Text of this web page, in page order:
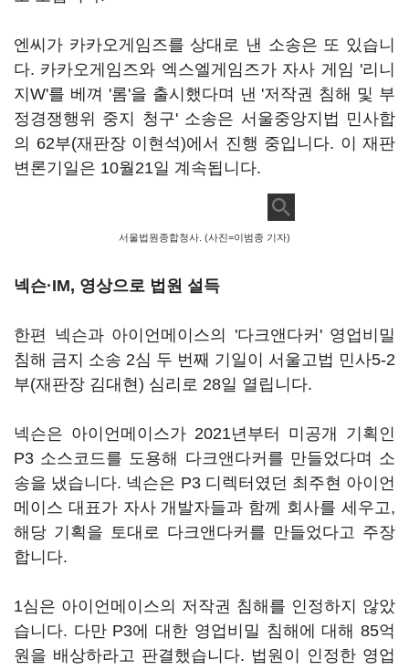
엔씨가 카카오게임즈를 상대로 낸 소송은 또 있습니
다. 카카오게임즈와 엑스엘게임즈가 자사 게임 '리니
지W'를 베껴 '롬'을 출시했다며 낸 '저작권 침해 및 부
정경쟁행위 중지 청구' 소송은 서울중앙지법 민사합
의 62부(재판장 이현석)에서 진행 중입니다. 이 재판
변론기일은 10월21일 계속됩니다.
서울법원종합청사. (사진=이범종 기자)
넥슨·IM, 영상으로 법원 설득
한편 넥슨과 아이언메이스의 '다크앤다커' 영업비밀
침해 금지 소송 2심 두 번째 기일이 서울고법 민사5-2
부(재판장 김대현) 심리로 28일 열립니다.
넥슨은 아이언메이스가 2021년부터 미공개 기획인
P3 소스코드를 도용해 다크앤다커를 만들었다며 소
송을 냈습니다. 넥슨은 P3 디렉터였던 최주현 아이언
메이스 대표가 자사 개발자들과 함께 회사를 세우고,
해당 기획을 토대로 다크앤다커를 만들었다고 주장
합니다.
1심은 아이언메이스의 저작권 침해를 인정하지 않았
습니다. 다만 P3에 대한 영업비밀 침해에 대해 85억
원을 배상하라고 판결했습니다. 법원이 인정한 영업